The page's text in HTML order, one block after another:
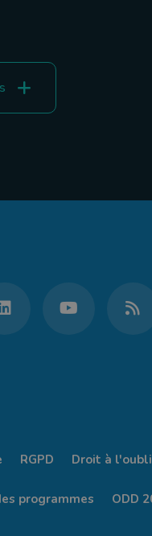
RGPD Droit à l'oubli
programmes ODD